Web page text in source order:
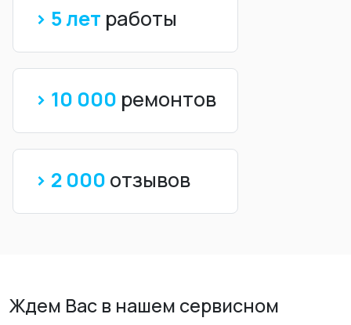
> 5 лет работы
> 10 000 ремонтов
> 2 000 отзывов
Ждем Вас в нашем сервисном